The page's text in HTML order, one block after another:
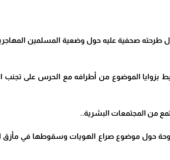
طرحته صحفية عليه حول وضعية المسلمين
بزوايا الموضوع من أطرافه مع الحرس على تجنب
من المجتمعات البشرية..
حول موضوع صراع الهويات وسقوطها في مأزق